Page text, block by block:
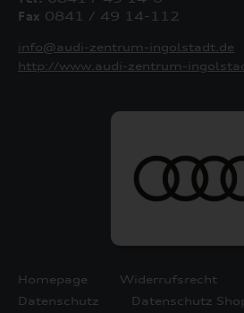
Fax 0841 / 49 14-112
info@audi-zentrum-ingolstadt.de
http://www.audi-zentrum-
Homepage Widerrufsrecht
Datenschutz
Datenschutz